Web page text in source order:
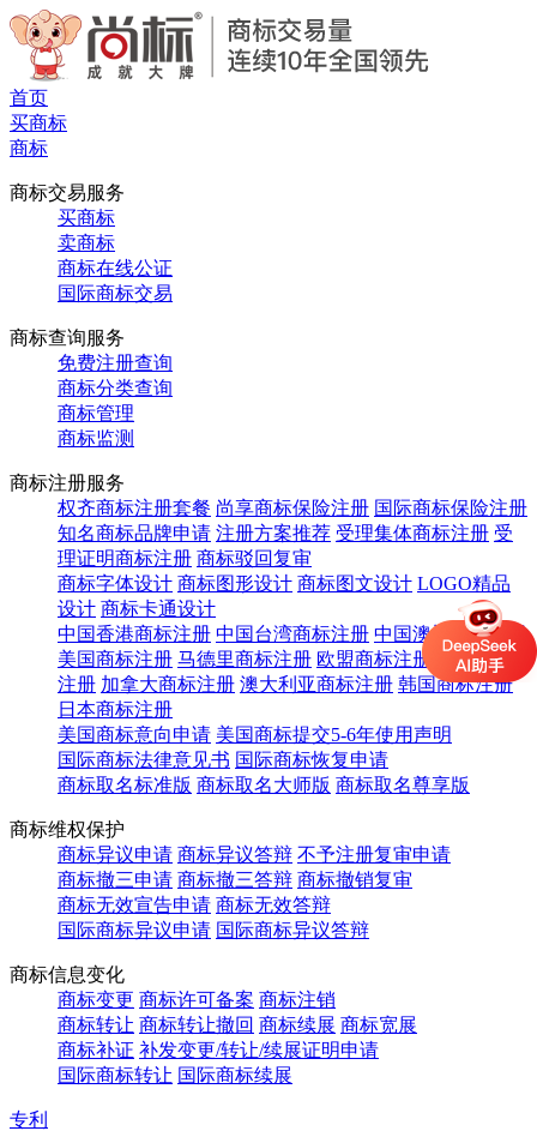
首页
买商标
商标
商标交易服务
买商标
卖商标
商标在线公证
国际商标交易
商标查询服务
免费注册查询
商标分类查询
商标管理
商标监测
商标注册服务
权齐商标注册套餐 尚享商标保险注册 国际商标保险注册
知名商标品牌申请 注册方案推荐 受理集体商标注册 受
理证明商标注册 商标驳回复审
商标字体设计 商标图形设计 商标图文设计 LOGO精品
设计 商标卡通设计
中国香港商标注册 中国台湾商标注册 中国澳门商标注册
美国商标注册 马德里商标注册 欧盟商标注册
英国商标
注册 加拿大商标注册 澳大利亚商标注册 韩国商标注册
日本商标注册
美国商标意向申请 美国商标提交5-6年使用声明
国际商标法律意见书 国际商标恢复申请
商标取名标准版 商标取名大师版 商标取名尊享版
商标维权保护
商标异议申请 商标异议答辩 不予注册复审申请
商标撤三申请 商标撤三答辩 商标撤销复审
商标无效宣告申请 商标无效答辩
国际商标异议申请 国际商标异议答辩
商标信息变化
商标变更 商标许可备案 商标注销
商标转让 商标转让撤回 商标续展 商标宽展
商标补证 补发变更/转让/续展证明申请
国际商标转让 国际商标续展
专利